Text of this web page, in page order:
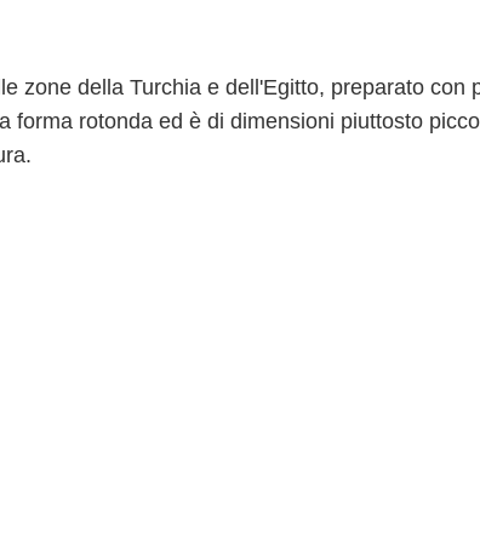
zone della Turchia e dell'Egitto, preparato con
forma rotonda ed è di dimensioni piuttosto